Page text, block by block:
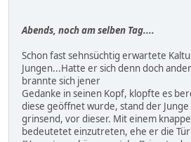
Abends, noch am selben Tag....
Schon fast sehnsüchtig erwartete
Jungen...Hatte er sich denn doch
brannte sich jener
Gedanke in seinen Kopf, klopfte es
diese geöffnet wurde, stand der Junge
grinsend, vor dieser. Mit einem
bedeutetet einzutreten, ehe er die Tür